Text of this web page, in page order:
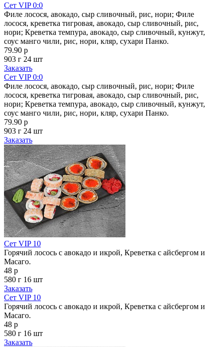
Сет VIP 0:0
Филе лосося, авокадо, сыр сливочный, рис, нори; Филе
лосося, креветка тигровая, авокадо, сыр сливочный, рис,
нори; Креветка темпура, авокадо, сыр сливочный, кунжут,
соус манго чили, рис, нори, кляр, сухари Панко.
79.90 р
903 г 24 шт
Заказать
Сет VIP 0:0
Филе лосося, авокадо, сыр сливочный, рис, нори; Филе
лосося, креветка тигровая, авокадо, сыр сливочный, рис,
нори; Креветка темпура, авокадо, сыр сливочный, кунжут,
соус манго чили, рис, нори, кляр, сухари Панко.
79.90 р
903 г 24 шт
Заказать
Сет VIP 10
Горячий лосось с авокадо и икрой, Креветка с айсбергом и
Масаго.
48 р
580 г 16 шт
Заказать
Сет VIP 10
Горячий лосось с авокадо и икрой, Креветка с айсбергом и
Масаго.
48 р
580 г 16 шт
Заказать